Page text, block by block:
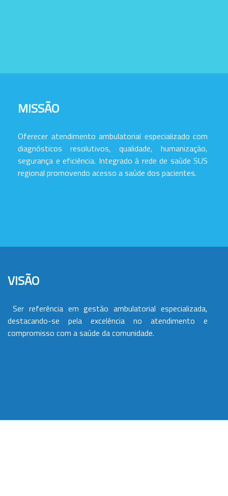
MISSÃO
Oferecer atendimento ambulatorial especializado com
diagnósticos resolutivos, qualidade, humanização,
segurança e eficiência. Integrado à rede de saúde SUS
regional promovendo acesso a saúde dos pacientes.
VISÃO
Ser referência em gestão ambulatorial especializada,
destacando-se pela excelência no atendimento e
compromisso com a saúde da comunidade.